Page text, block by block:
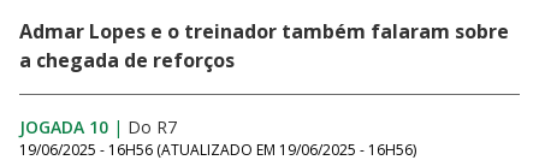
Admar Lopes e o treinador também falaram sobre
a chegada de reforços
JOGADA 10 | Do R7
19/06/2025 - 16H56 (ATUALIZADO EM 19/06/2025 - 16H56)